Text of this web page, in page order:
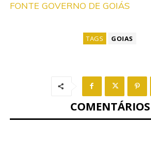
FONTE GOVERNO DE GOIÁS
TAGS GOIAS
COMENTÁRIOS